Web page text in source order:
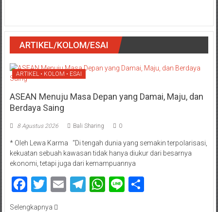
ARTIKEL/KOLOM/ESAI
ARTIKEL • KOLOM • ESAI
ASEAN Menuju Masa Depan yang Damai, Maju, dan
Berdaya Saing
8 Agustus 2026 Bali Sharing 0
* Oleh Lewa Karma “Di tengah dunia yang semakin terpolarisasi,
kekuatan sebuah kawasan tidak hanya diukur dari besarnya
ekonomi, tetapi juga dari kemampuannya
Facebook
Twitter
EmailTelegram
WhatsApp
Line
Selengkapnya